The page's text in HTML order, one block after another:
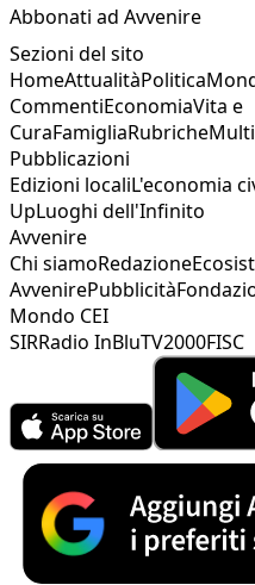
Abbonati ad Avvenire
Sezioni del sito
HomeAttualitàPolitica
CommentiEconomiaVita e
CuraFamigliaRubriche
Pubblicazioni
Edizioni localiL'economia
UpLuoghi dell'Infinito
Avvenire
Chi siamoRedazione
AvvenirePubblicità
Mondo CEI
SIRRadio InBluTV2000FISC